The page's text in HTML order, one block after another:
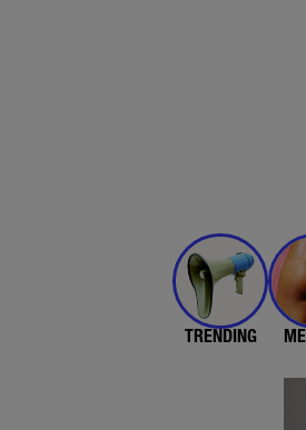
TRENDING